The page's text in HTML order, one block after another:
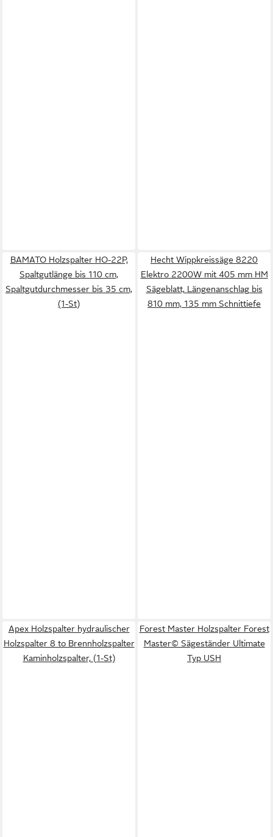
BAMATO Holzspalter HO-22P,
Spaltgutlänge bis 110 cm,
Spaltgutdurchmesser bis 35 cm,
(1-St)
Hecht Wippkreissäge 8220
Elektro 2200W mit 405 mm HM
Sägeblatt, Längenanschlag bis
810 mm, 135 mm Schnittiefe
Apex Holzspalter hydraulischer
Holzspalter 8 to Brennholzspalter
Kaminholzspalter, (1-St)
Forest Master Holzspalter Forest
Master© Sägeständer Ultimate
Typ USH